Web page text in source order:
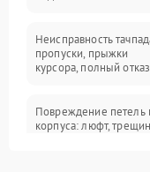
Сеть и интернет
Неисправность
пропуски, прыжки
курсора, полный отказ
Повреждение петель
корпуса: люфт,